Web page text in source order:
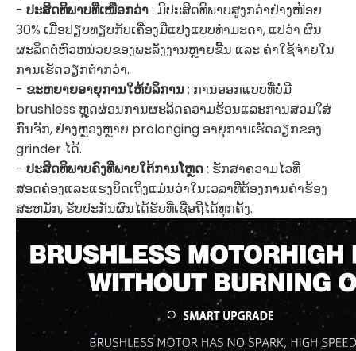
- ປະສິດທິພາບທີ່ເໜືອກວ່າ: ມີປະສິດທິພາບສູງກວ່າຢ່າງໜ້ອຍ
30% ເມື່ອປຽບທຽບກັບເຄື່ອງມືແປງແບບທຳມະດາ, ແປວ່າ ຜົນ
ຜະລິດຕໍ່ຫົວຫນ່ວຍຂອງພະລັງງານຫຼາຍຂື້ນ ແລະ ຄ່າໃຊ້ຈ່າຍໃນ
ການເຮັດວຽກຕໍ່າກວ່າ.
- ຂະຫຍາຍອາຍຸການໃຫ້ບໍລິການ: ການອອກແບບທີ່ບໍ່ມີ
brushless ຫຼຸດຜ່ອນການຜະລິດຄວາມຮ້ອນແລະການສວມໃສ່
ກົນຈັກ, ຢ່າງຫຼວງຫຼາຍ prolonging ອາຍຸການເຮັດວຽກຂອງ
grinder ໄດ້.
- ປະສິດທິພາບຄົງທີ່ພາຍໃຕ້ການໂຫຼດ: ຮັກສາຄວາມໄວທີ່
ສອດຄ່ອງແລະແຮງບິດເຖິງແມ່ນວ່າໃນເວລາທີ່ຕ້ອງການຄໍາຮ້ອງ
ສະຫມັກ, ຮັບປະກັນຜົນໄດ້ຮັບທີ່ເຊື່ອຖືໄດ້ທຸກຄັ້ງ.